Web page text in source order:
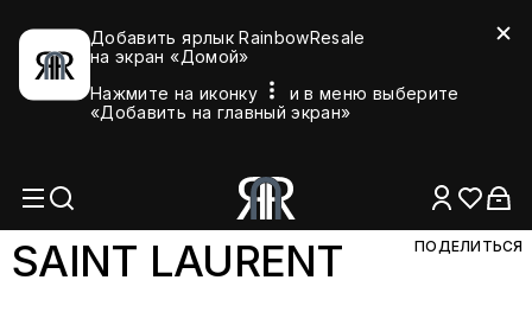
Добавить ярлык RainbowResale
на экран «Домой»
Нажмите на иконку
и в меню выберите
«Добавить на главный экран»
SAINT LAURENT ПОДЕЛИТЬСЯ